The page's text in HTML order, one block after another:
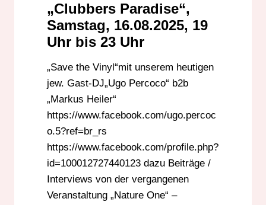
„Clubbers Paradise“,
Samstag, 16.08.2025, 19
Uhr bis 23 Uhr
„Save the Vinyl“mit unserem heutigen
jew. Gast-DJ„Ugo Percoco“ b2b
„Markus Heiler“
https://www.facebook.com/ugo.percoc
o.5?ref=br_rs
https://www.facebook.com/profile.php?
id=100012727440123 dazu Beiträge /
Interviews von der vergangenen
Veranstaltung „Nature One“ –